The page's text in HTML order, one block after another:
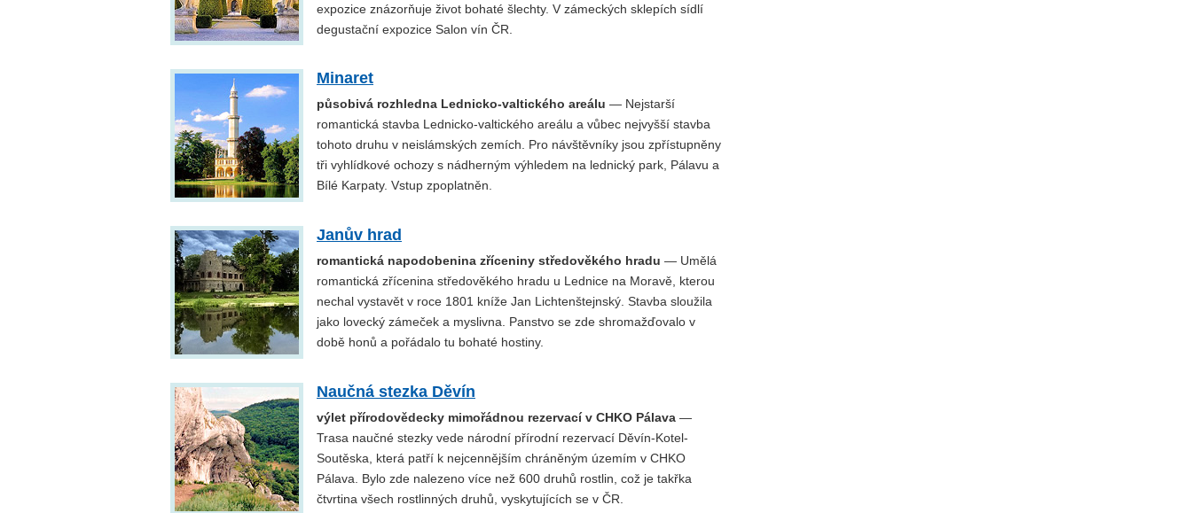
expozice znázorňuje život bohaté šlechty. V zámeckých sklepích sídlí
degustační expozice Salon vín ČR.
Minaret
působivá rozhledna Lednicko-valtického areálu — Nejstarší
romantická stavba Lednicko-valtického areálu a vůbec nejvyšší stavba
tohoto druhu v neislámských zemích. Pro návštěvníky jsou zpřístupněny
tři vyhlídkové ochozy s nádherným výhledem na lednický park, Pálavu a
Bílé Karpaty. Vstup zpoplatněn.
Janův hrad
romantická napodobenina zříceniny středověkého hradu — Umělá
romantická zřícenina středověkého hradu u Lednice na Moravě, kterou
nechal vystavět v roce 1801 kníže Jan Lichtenštejnský. Stavba sloužila
jako lovecký zámeček a myslivna. Panstvo se zde shromažďovalo v
době honů a pořádalo tu bohaté hostiny.
Naučná stezka Děvín
výlet přírodovědecky mimořádnou rezervací v CHKO Pálava —
Trasa naučné stezky vede národní přírodní rezervací Děvín-Kotel-
Soutěska, která patří k nejcennějším chráněným územím v CHKO
Pálava. Bylo zde nalezeno více než 600 druhů rostlin, což je takřka
čtvrtina všech rostlinných druhů, vyskytujících se v ČR.